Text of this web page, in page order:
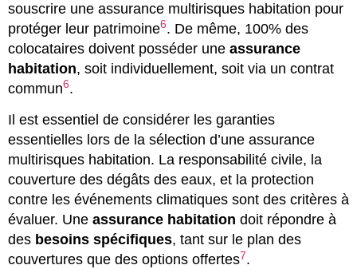
souscrire une assurance multirisques habitation pour
protéger leur patrimoine6. De même, 100% des
colocataires doivent posséder une assurance
habitation, soit individuellement, soit via un contrat
commun6.
Il est essentiel de considérer les garanties
essentielles lors de la sélection d’une assurance
multirisques habitation. La responsabilité civile, la
couverture des dégâts des eaux, et la protection
contre les événements climatiques sont des critères à
évaluer. Une assurance habitation doit répondre à
des besoins spécifiques, tant sur le plan des
couvertures que des options offertes7.